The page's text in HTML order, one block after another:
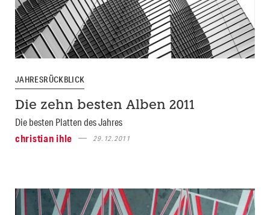
JAHRESRÜCKBLICK
Die zehn besten Alben 2011
Die besten Platten des Jahres
christian ihle
29.12.2011